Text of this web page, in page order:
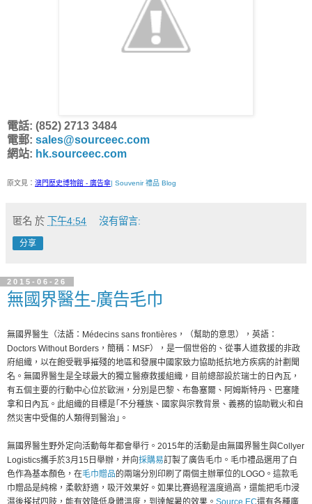
電話: (852) 2713 3484
電郵: sales@sourceec.com
網站: hk.sourceec.com
原文見： 澳門歷史博物館 - 廣告傘| Souvenir 禮品 Blog
匿名 於 下午4:54 沒有留言:
分享
2015-06-26
無國界醫生-廣告毛巾
無國界醫生（法語：Médecins sans frontières，（幫助的意思），英語：
Doctors Without Borders，簡稱：MSF），是一個世俗的、從事人道救援的非政
府組織，以在飽受戰爭摧殘的地區和發展中國家致力協助抵抗地方疾病的計劃聞
名。無國界醫生是全球最大的獨立醫療救援組織，目前總部設於瑞士的日內瓦，
有五個主要的行動中心位於歐洲，分別是巴黎、布魯塞爾、阿姆斯特丹、巴塞隆
拿和日內瓦。此組織的目標是｢不分種族、國家與宗教背景、義務的協助戰火和自
然災害中受傷的人類得到醫治｣。
無國界醫生野外定向活動每年都會舉行。2015年的活動是由無國界醫生與Collyer
Logistics攜手於3月15日舉辦，并向採購易訂製了廣告毛巾。毛巾禮品選用了白
色作為基本顏色，在毛巾贈品的兩端分別印刷了兩個主辦單位的LOGO。這款毛
巾贈品是純棉，柔軟舒適，吸汗效果好。如果比賽過程溫度過高，還能把毛巾浸
濕後搽拭四肢，能有效降低身體溫度，到達解暑的效果。 Source EC還有各種廣